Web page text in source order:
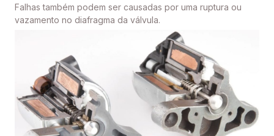
Falhas também podem ser causadas por uma ruptura ou
vazamento no diafragma da válvula.